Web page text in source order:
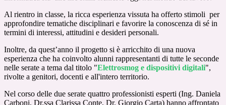
Al rientro in classe, la ricca esperienza vissuta ha offerto stimoli per
approfondire tematiche disciplinari e favorire la conoscenza di sé in
termini di interessi, attitudini e desideri personali.
Inoltre, da quest’anno il progetto si è arricchito di una nuova
esperienza che ha coinvolto alunni rappresentanti di tutte le seconde
nelle serate a tema dal titolo "Elettrosmog e dispositivi digitali",
rivolte a genitori, docenti e all'intero territorio.
Nel corso delle due serate quattro professionisti esperti (Ing. Daniela
Carboni, Dr.ssa Clarissa Conte, Dr. Giorgio Carta) hanno affrontato